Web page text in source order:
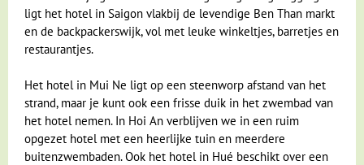
ligt het hotel in Saigon vlakbij de levendige Ben Than markt
en de backpackerswijk, vol met leuke winkeltjes, barretjes en
restaurantjes.
Het hotel in Mui Ne ligt op een steenworp afstand van het
strand, maar je kunt ook een frisse duik in het zwembad van
het hotel nemen. In Hoi An verblijven we in een ruim
opgezet hotel met een heerlijke tuin en meerdere
buitenzwembaden. Ook het hotel in Hué beschikt over een